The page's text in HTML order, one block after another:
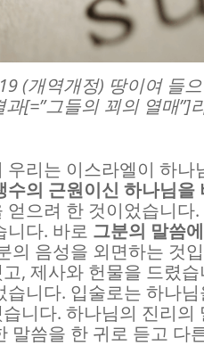
(개역개정) 땅이여 들
과[=”그들의 꾀의 열매
우리는 이스라엘이 하
수의 근원이신 하나님을
얻으려 한 것이었습니
니다. 바로 그분의 말씀
의 음성을 외면하는 것
, 제사와 헌물을 드렸
습니다. 입술로는 하나
니다. 하나님의 진리
말씀을 한 귀로 듣고 다